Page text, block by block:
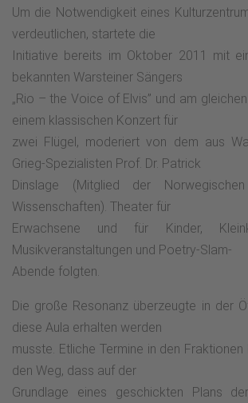
Um die Notwendigkeit eines
verdeutlichen, startete die
Initiative bereits im Oktober 2011 mit
bekannten Warsteiner Sängers
„Rio – the Voice of Elvis” und am
einem klassischen Konzert für
zwei Flügel, moderiert von dem aus
Grieg-Spezialisten Prof. Dr. Patrick
Dinslage (Mitglied der
Wissenschaften). Theater für
Erwachsene und für Kinder,
Musikveranstaltungen und Poetry-Slam-
Abende folgten.
Die große Resonanz überzeugte in der
diese Aula erhalten werden
musste. Etliche Termine in den
den Weg, dass auf der
Grundlage eines geschickten Plans